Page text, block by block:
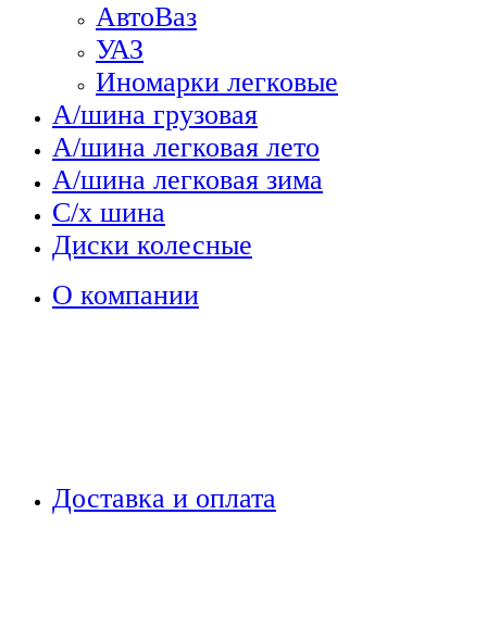
АвтоВаз
УАЗ
Иномарки легковые
А/шина грузовая
А/шина легковая лето
А/шина легковая зима
С/х шина
Диски колесные
О компании
Доставка и оплата